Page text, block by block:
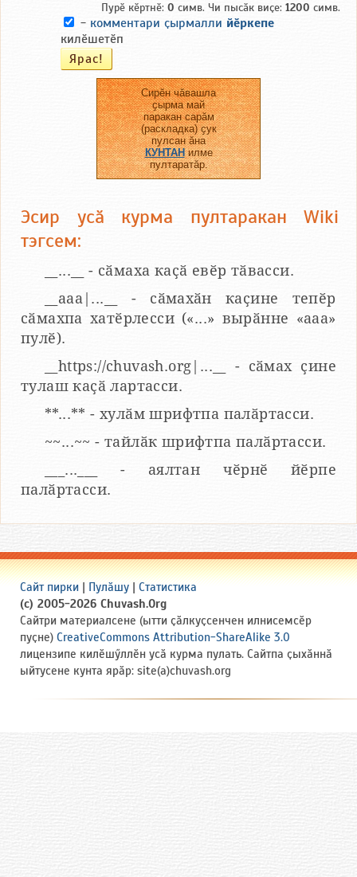
Пурӗ кӗртнӗ: 0 симв. Чи пысӑк виҫе: 1200 симв.
- комментари ҫырмалли йӗркепе
килӗшетӗп
Сирӗн чӑвашла
ҫырма май
паракан сарӑм
(раскладка) ҫук
пулсан ӑна
КУНТАНилме
пултаратӑр.
Эсир усӑ курма пултаракан Wiki
тэгсем:
__...__ - сӑмаха каҫӑ евӗр тӑвасси.
__aaa|...__ - сӑмахӑн каҫине тепӗр
сӑмахпа хатӗрлесси («...» вырӑнне «ааа»
пулӗ).
__https://chuvash.org|...__ - сӑмах ҫине
тулаш каҫӑ лартасси.
**...** - хулӑм шрифтпа палӑртасси.
~~...~~ - тайлӑк шрифтпа палӑртасси.
___...___ - аялтан чӗрнӗ йӗрпе
палӑртасси.
Сайт пирки | Пулӑшу | Статистика
(c) 2005-2026 Chuvash.Org
Сайтри материалсене (ытти ҫӑлкуҫсенчен илнисемсӗр
пуҫне) CreativeCommons Attribution-ShareAlike 3.0
лицензипе килӗшӳллӗн усӑ курма пулать. Сайтпа ҫыхӑннӑ
ыйтусене кунта ярӑр: site(a)chuvash.org